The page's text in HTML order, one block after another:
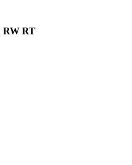
RW RT